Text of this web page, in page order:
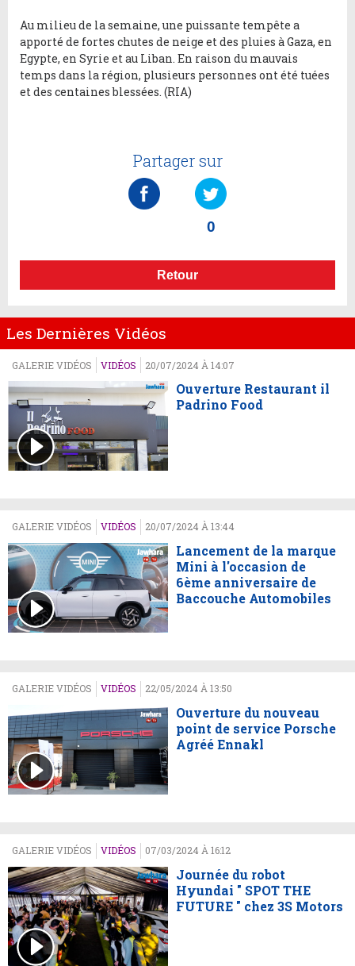
Au milieu de la semaine, une puissante tempête a
apporté de fortes chutes de neige et des pluies à Gaza, en
Egypte, en Syrie et au Liban. En raison du mauvais
temps dans la région, plusieurs personnes ont été tuées
et des centaines blessées. (RIA)
Partager sur
0
Retour
Les Dernières Vidéos
GALERIE VIDÉOS VIDÉOS 20/07/2024 À 14:07
Ouverture Restaurant il
Padrino Food
GALERIE VIDÉOS VIDÉOS 20/07/2024 À 13:44
Lancement de la marque
Mini à l'occasion de
6ème anniversaire de
Baccouche Automobiles
GALERIE VIDÉOS VIDÉOS 22/05/2024 À 13:50
Ouverture du nouveau
point de service Porsche
Agréé Ennakl
GALERIE VIDÉOS VIDÉOS 07/03/2024 À 16:12
Journée du robot
Hyundai " SPOT THE
FUTURE " chez 3S Motors